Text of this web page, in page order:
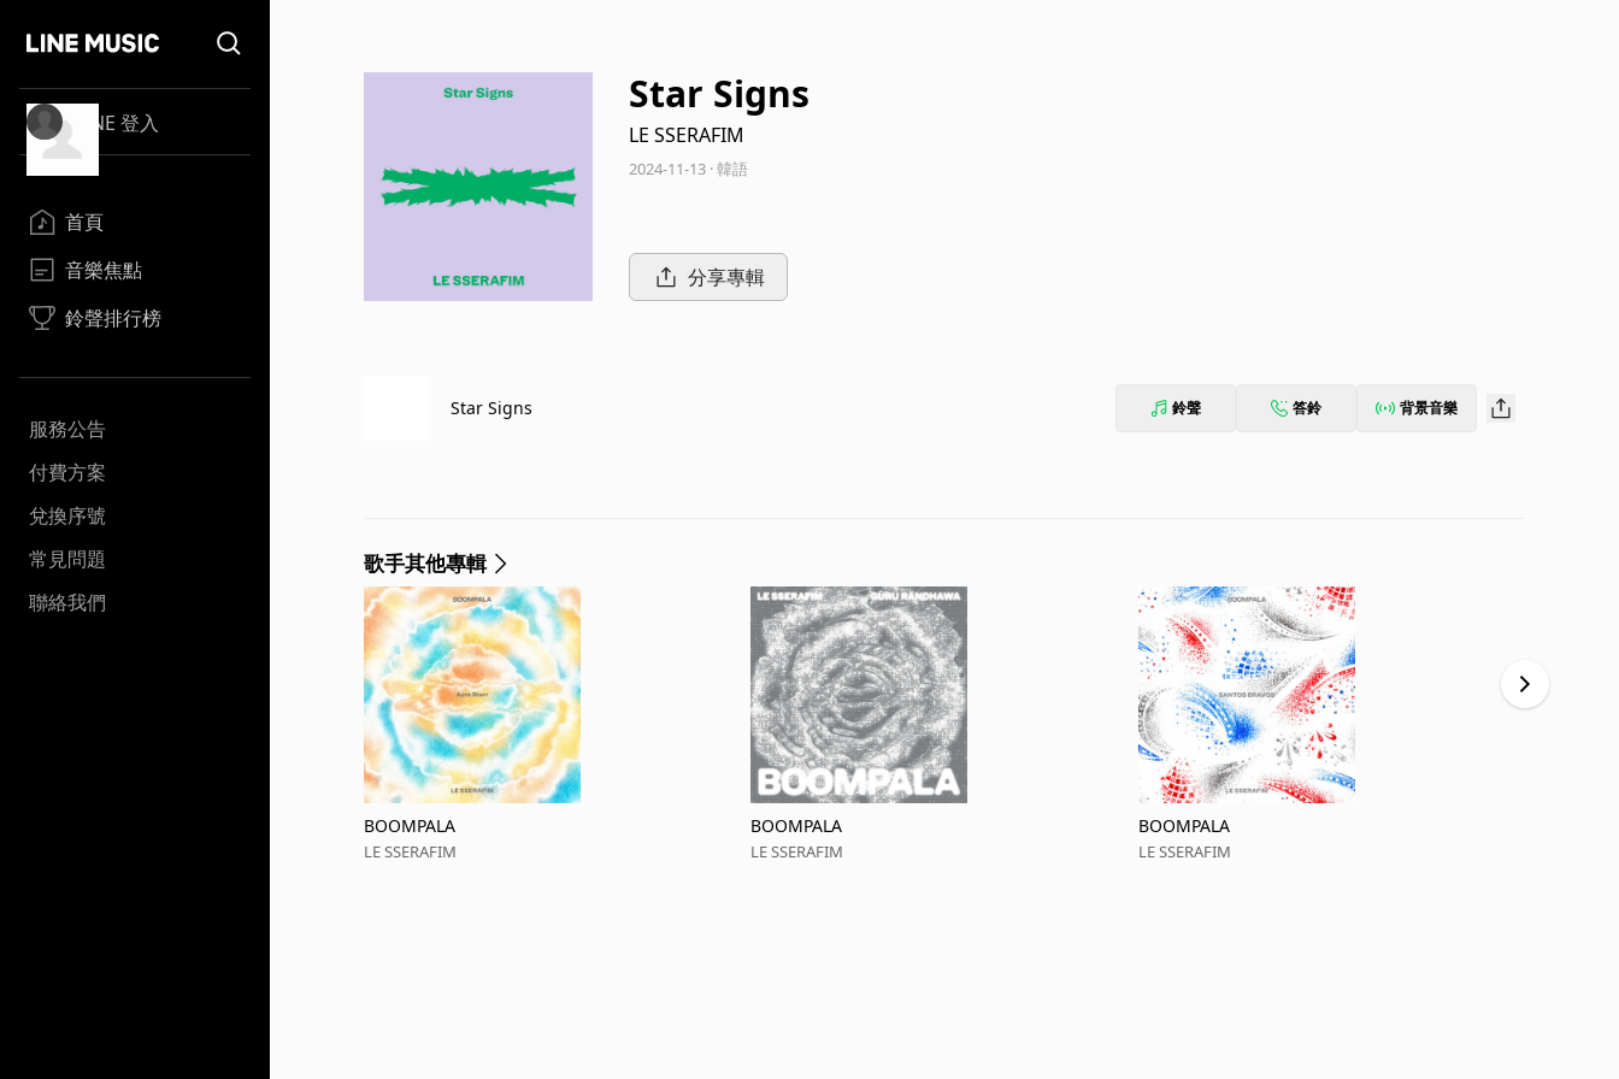
LINE 登入
首頁
音樂焦點
鈴聲排行榜
服務公告
付費方案
兌換序號
常見問題
聯絡我們
Star Signs
LE SSERAFIM
2024-11-13 · 韓語
分享專輯
Star Signs 鈴聲 答鈴 背景音樂
歌手其他專輯
BOOMPALA
LE SSERAFIM
BOOMPALA
LE SSERAFIM
BOOMPALA
LE SSERAFIM